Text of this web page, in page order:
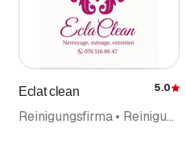
Bewertung
Eclat clean 5.0
Reinigungsfirma • Reinigungsunternehmung • Unterhaltsreinigung • Hauswartungen Liegenschaftenservice • Wohnungsreinigung